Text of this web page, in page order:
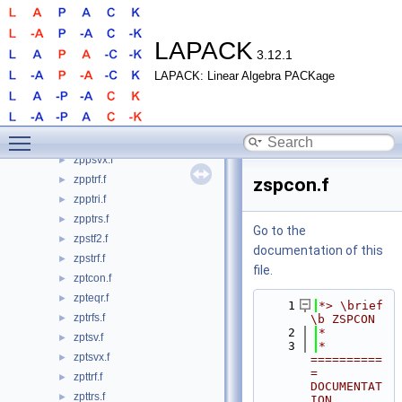
LAPACK 3.12.1
LAPACK: Linear Algebra PACKage
► zpotri.f
► zpotrs.f
► zppcon.f
► zppequ.f
► zpprfs.f
► zppsvx.f
► zpptrf.f
► zpptri.f
► zpptrs.f
► zpstf2.f
► zpstrf.f
► zptcon.f
► zpteqr.f
► zptrfs.f
► zptsv.f
► zptsvx.f
► zpttrf.f
► zpttrs.f
zspcon.f
Go to the
documentation of this
file.
    1
*> \brief
\b ZSPCON
    2
*
    3
*
==========
=
DOCUMENTAT